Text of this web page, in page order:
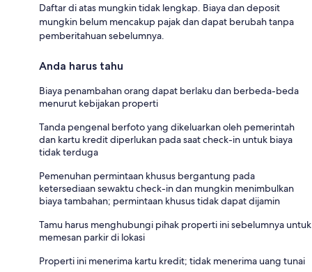
Daftar di atas mungkin tidak lengkap. Biaya dan deposit
mungkin belum mencakup pajak dan dapat berubah tanpa
pemberitahuan sebelumnya.
Anda harus tahu
Biaya penambahan orang dapat berlaku dan berbeda-beda
menurut kebijakan properti
Tanda pengenal berfoto yang dikeluarkan oleh pemerintah
dan kartu kredit diperlukan pada saat check-in untuk biaya
tidak terduga
Pemenuhan permintaan khusus bergantung pada
ketersediaan sewaktu check-in dan mungkin menimbulkan
biaya tambahan; permintaan khusus tidak dapat dijamin
Tamu harus menghubungi pihak properti ini sebelumnya untuk
memesan parkir di lokasi
Properti ini menerima kartu kredit; tidak menerima uang tunai